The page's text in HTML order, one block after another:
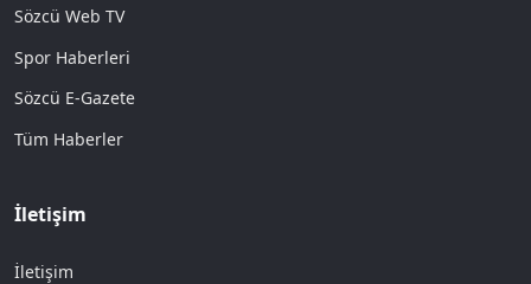
Sözcü Web TV
Spor Haberleri
Sözcü E-Gazete
Tüm Haberler
İletişim
İletişim